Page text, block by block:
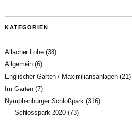
KATEGORIEN
Allacher Lohe (38)
Allgemein (6)
Englischer Garten / Maximiliansanlagen (21)
Im Garten (7)
Nymphenburger Schloßpark (316)
Schlosspark 2020 (73)